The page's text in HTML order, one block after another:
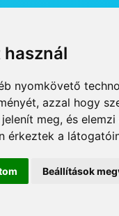
nyomkövető
azzal hogy
meg, és
érkeztek a
Beállítások